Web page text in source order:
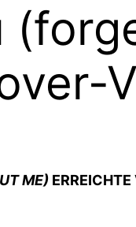
ME)ERREICHTE